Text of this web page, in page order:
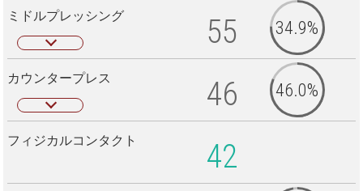
ミドルプレッシング 55 34.9%
カウンタープレス 46 46.0%
フィジカルコンタクト 42